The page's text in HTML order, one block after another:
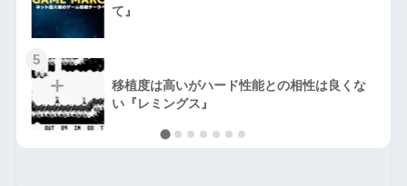
て』
5
移植度は高いがハード性能との相性は良くな
い『レミングス』